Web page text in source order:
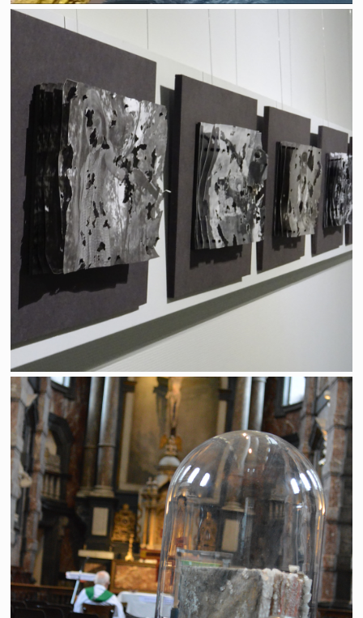
La guerre, un jeu d'enfants
Le sel de la terre